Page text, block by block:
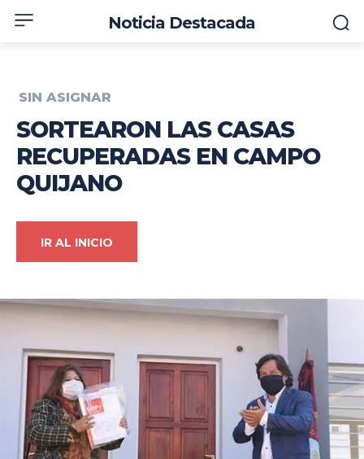
Noticia Destacada
SIN ASIGNAR
SORTEARON LAS CASAS
RECUPERADAS EN CAMPO
QUIJANO
IR AL INICIO